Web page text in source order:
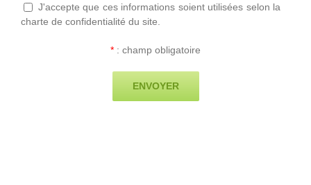
J'accepte que ces informations soient utilisées selon la
charte de confidentialité du site.
* : champ obligatoire